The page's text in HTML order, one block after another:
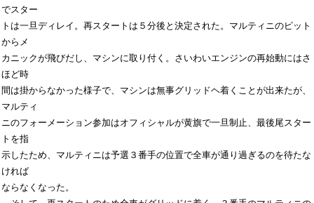
でスター
トは一旦ディレイ。再スタートは５分後と決定された。マルティニのピット
からメ
カニックが飛びだし、マシンに取り付く。さいわいエンジンの再始動にはさ
ほど時
間は掛からなかった様子で、マシンは無事グリッドヘ着くことが出来たが、
マルティ
ニのフォーメーション参加はオフィシャルが黄旗で一旦制止、最後尾スター
トを指
示したため、マルティニは予選３番手の位置で全車が通り過ぎるのを待たな
ければ
ならなくなった。